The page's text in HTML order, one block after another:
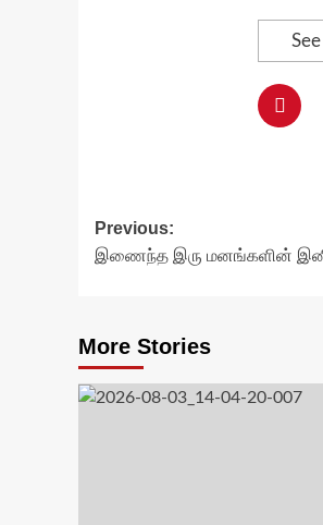
Post
navigation
Previous:
இணைந்த இரு மனங்களின்
More Stories